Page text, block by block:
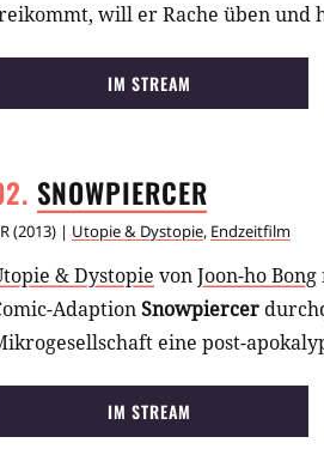
will er Rache üben und
IM STREAM
SNOWPIERCER
(2013) | Utopie & Dystopie, Endzeitfilm
& Dystopie vonJoon-ho Bong
AdaptionSnowpiercer
eine post-
IM STREAM